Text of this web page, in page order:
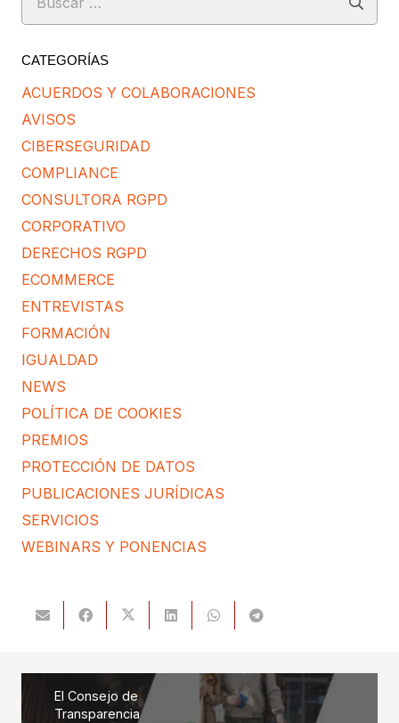
CATEGORÍAS
ACUERDOS Y COLABORACIONES
AVISOS
CIBERSEGURIDAD
COMPLIANCE
CONSULTORA RGPD
CORPORATIVO
DERECHOS RGPD
ECOMMERCE
ENTREVISTAS
FORMACIÓN
IGUALDAD
NEWS
POLÍTICA DE COOKIES
PREMIOS
PROTECCIÓN DE DATOS
PUBLICACIONES JURÍDICAS
SERVICIOS
WEBINARS Y PONENCIAS
El Consejo de
Transparencia